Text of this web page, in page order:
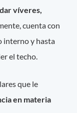
víveres,
cuenta con
interno y hasta
el techo.
que le
en materia